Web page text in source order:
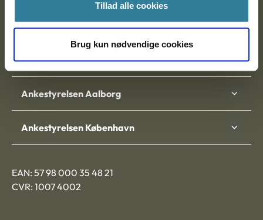
Tillad alle cookies
Brug kun nødvendige cookies
9000 Aalborg
Ankestyrelsen Aalborg
Ankestyrelsen København
EAN: 57 98 000 35 48 21
CVR: 1007 4002